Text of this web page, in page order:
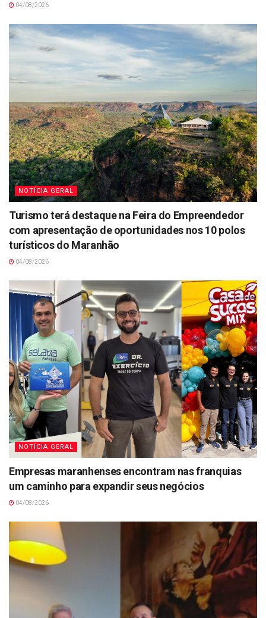
04/08/2026
NOTÍCIA GERAL
Turismo terá destaque na Feira do Empreendedor
com apresentação de oportunidades nos 10 polos
turísticos do Maranhão
04/08/2026
NOTÍCIA GERAL
Empresas maranhenses encontram nas franquias
um caminho para expandir seus negócios
04/08/2026